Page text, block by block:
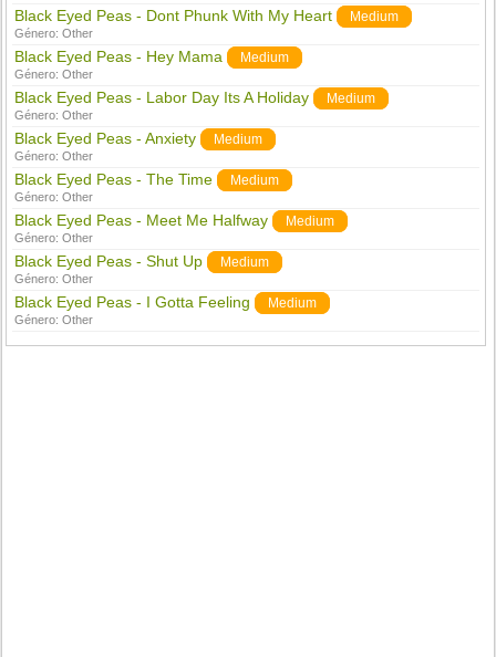
Black Eyed Peas - Dont Phunk With My Heart Medium
Género:Other
Black Eyed Peas - Hey Mama Medium
Género:Other
Black Eyed Peas - Labor Day Its A Holiday Medium
Género:Other
Black Eyed Peas - Anxiety Medium
Género:Other
Black Eyed Peas - The Time Medium
Género:Other
Black Eyed Peas - Meet Me Halfway Medium
Género:Other
Black Eyed Peas - Shut Up Medium
Género:Other
Black Eyed Peas - I Gotta Feeling Medium
Género:Other